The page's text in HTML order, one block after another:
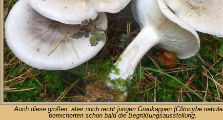
Auch diese großen, aber noch recht jungen Graukappen (Clitocybe
bereicherten schon bald die Begrüßungsausstellung.